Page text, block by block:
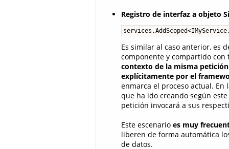
Registro de interfaz a objeto
Es similar al caso anterior, es
componente y compartido
contexto de la misma petición
explícitamente por el
enmarca el proceso actual.
que ha ido creando según
petición invocará a sus
Este escenario es muy
liberen de forma automática
de datos.